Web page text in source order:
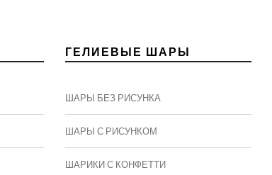
ГЕЛИЕВЫЕ ШАРЫ
ШАРЫ БЕЗ РИСУНКА
ШАРЫ С РИСУНКОМ
ШАРИКИ С КОНФЕТТИ